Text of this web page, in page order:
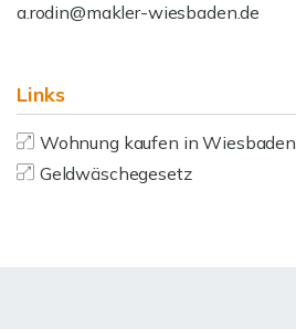
a.rodin@makler-wiesbaden.de
Links
Wohnung kaufen in Wiesbaden
Geldwäschegesetz